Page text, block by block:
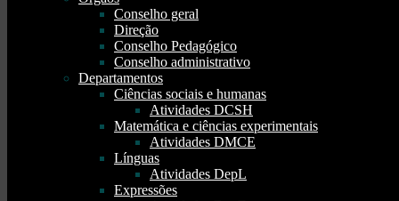
Conselho geral
Direção
Conselho Pedagógico
Conselho administrativo
Departamentos
Ciências sociais e humanas
Atividades DCSH
Matemática e ciências experimentais
Atividades DMCE
Línguas
Atividades DepL
Expressões